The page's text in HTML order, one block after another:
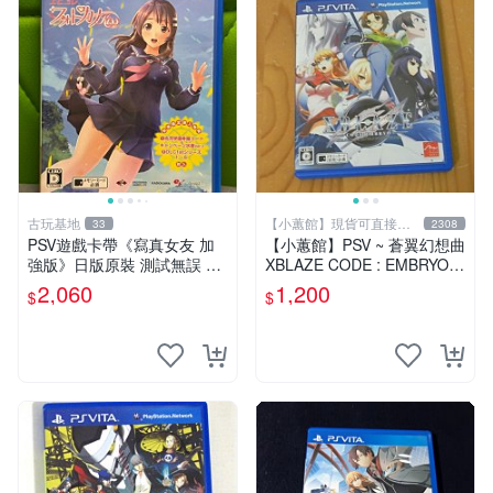
古玩基地 33
PSV遊戲卡帶《寫真女友 加
強版》日版原裝 測試無誤 成
色如圖 售後不退 寫真女友 P
SV 日版 訊息卡
$2,060
【小蕙館】現貨可直接下
標
2308
【小蕙館】PSV ~ 蒼翼幻想曲
XBLAZE CODE : EMBRYO
(純日版)
$1,200